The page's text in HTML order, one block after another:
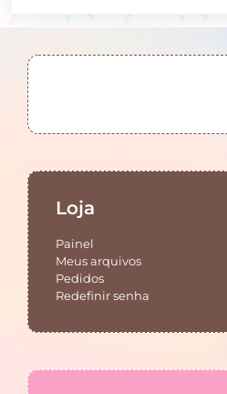
Loja
Painel
Meus arquivos
Pedidos
Redefinir senha